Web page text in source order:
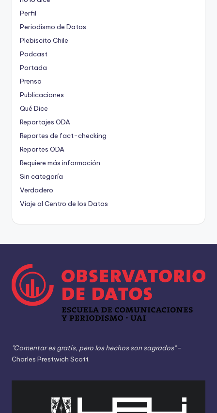
Perfil
Periodismo de Datos
Plebiscito Chile
Podcast
Portada
Prensa
Publicaciones
Qué Dice
Reportajes ODA
Reportes de fact-checking
Reportes ODA
Requiere más información
Sin categoría
Verdadero
Viaje al Centro de los Datos
"Comentar es gratis, pero los hechos son sagrados"-
Charles Prestwich Scott